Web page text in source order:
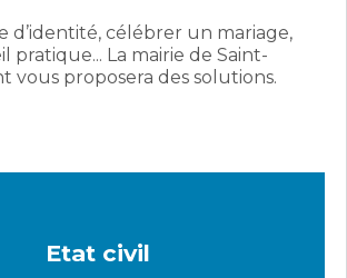
d’identité, célébrer un mariage,
pratique... La mairie de Saint-
vous proposera des solutions.
Etat civil